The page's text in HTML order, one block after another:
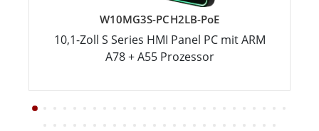
W10MG3S-PCH2LB-PoE
10,1-Zoll S Series HMI Panel PC mit ARM
A78 + A55 Prozessor